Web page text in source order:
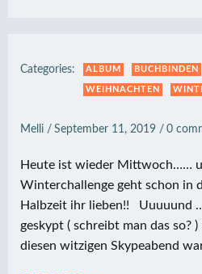
Categories: ALBUM BUCHBINDEN
WEIHNACHTEN
Melli / September 11, 2019 / 0
Heute ist wieder Mittwoch……
Winterchallenge geht schon in
Halbzeit ihr lieben!! Uuuuund
geskypt ( schreibt man das so?
diesen witzigen Skypeabend